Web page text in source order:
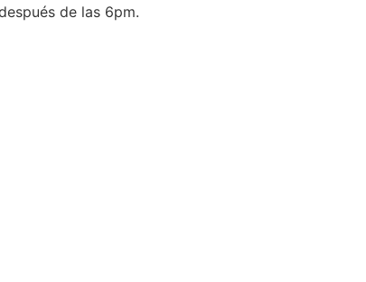
de las 6pm.